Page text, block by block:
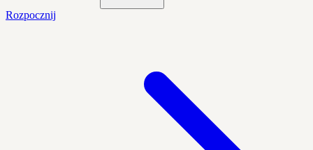
Rozpocznij